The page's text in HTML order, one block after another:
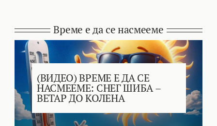
Време е да се насмееме
(ВИДЕО) ВРЕМЕ Е ДА СЕ
НАСМЕЕМЕ: СНЕГ ШИБА –
ВЕТАР ДО КОЛЕНА